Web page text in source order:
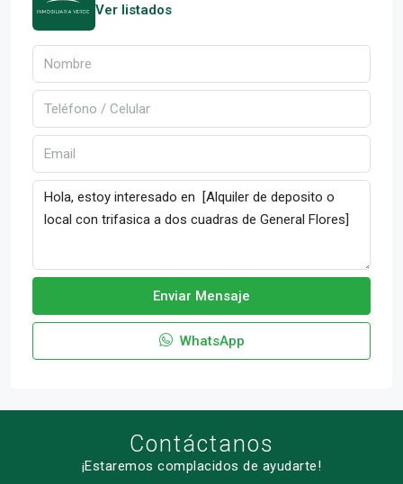
Ver listados
Enviar Mensaje
WhatsApp
Contáctanos
¡Estaremos complacidos de ayudarte!